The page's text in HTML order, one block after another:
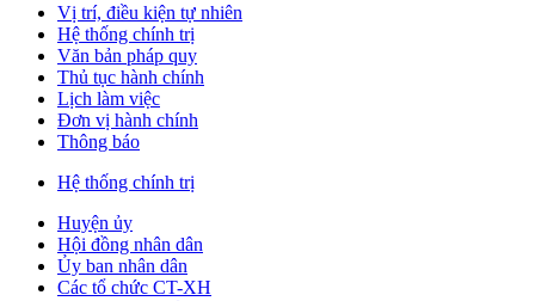
Vị trí, điều kiện tự nhiên
Hệ thống chính trị
Văn bản pháp quy
Thủ tục hành chính
Lịch làm việc
Đơn vị hành chính
Thông báo
Hệ thống chính trị
Huyện ủy
Hội đồng nhân dân
Ủy ban nhân dân
Các tổ chức CT-XH